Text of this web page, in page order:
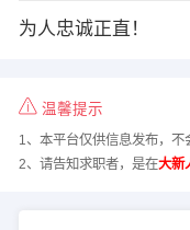
为人忠诚正直！
温馨提示
1、本平台仅供信息发布，不
2、请告知求职者，是在大新